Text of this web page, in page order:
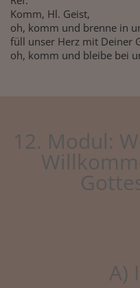
Komm, Hl. Geist,
oh, komm und brenne in
füll unser Herz mit Deiner
oh, komm und bleibe bei
12. Modul:
A)